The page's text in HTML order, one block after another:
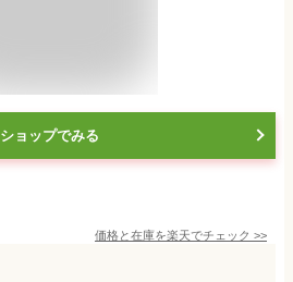
ショップでみる
価格と在庫を楽天でチェック >>